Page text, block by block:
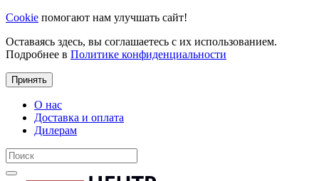
Cookie помогают нам улучшать сайт!
Оставаясь здесь, вы соглашаетесь с их использованием.
Подробнее в Политике конфиденциальности
Принять
О нас
Доставка и оплата
Дилерам